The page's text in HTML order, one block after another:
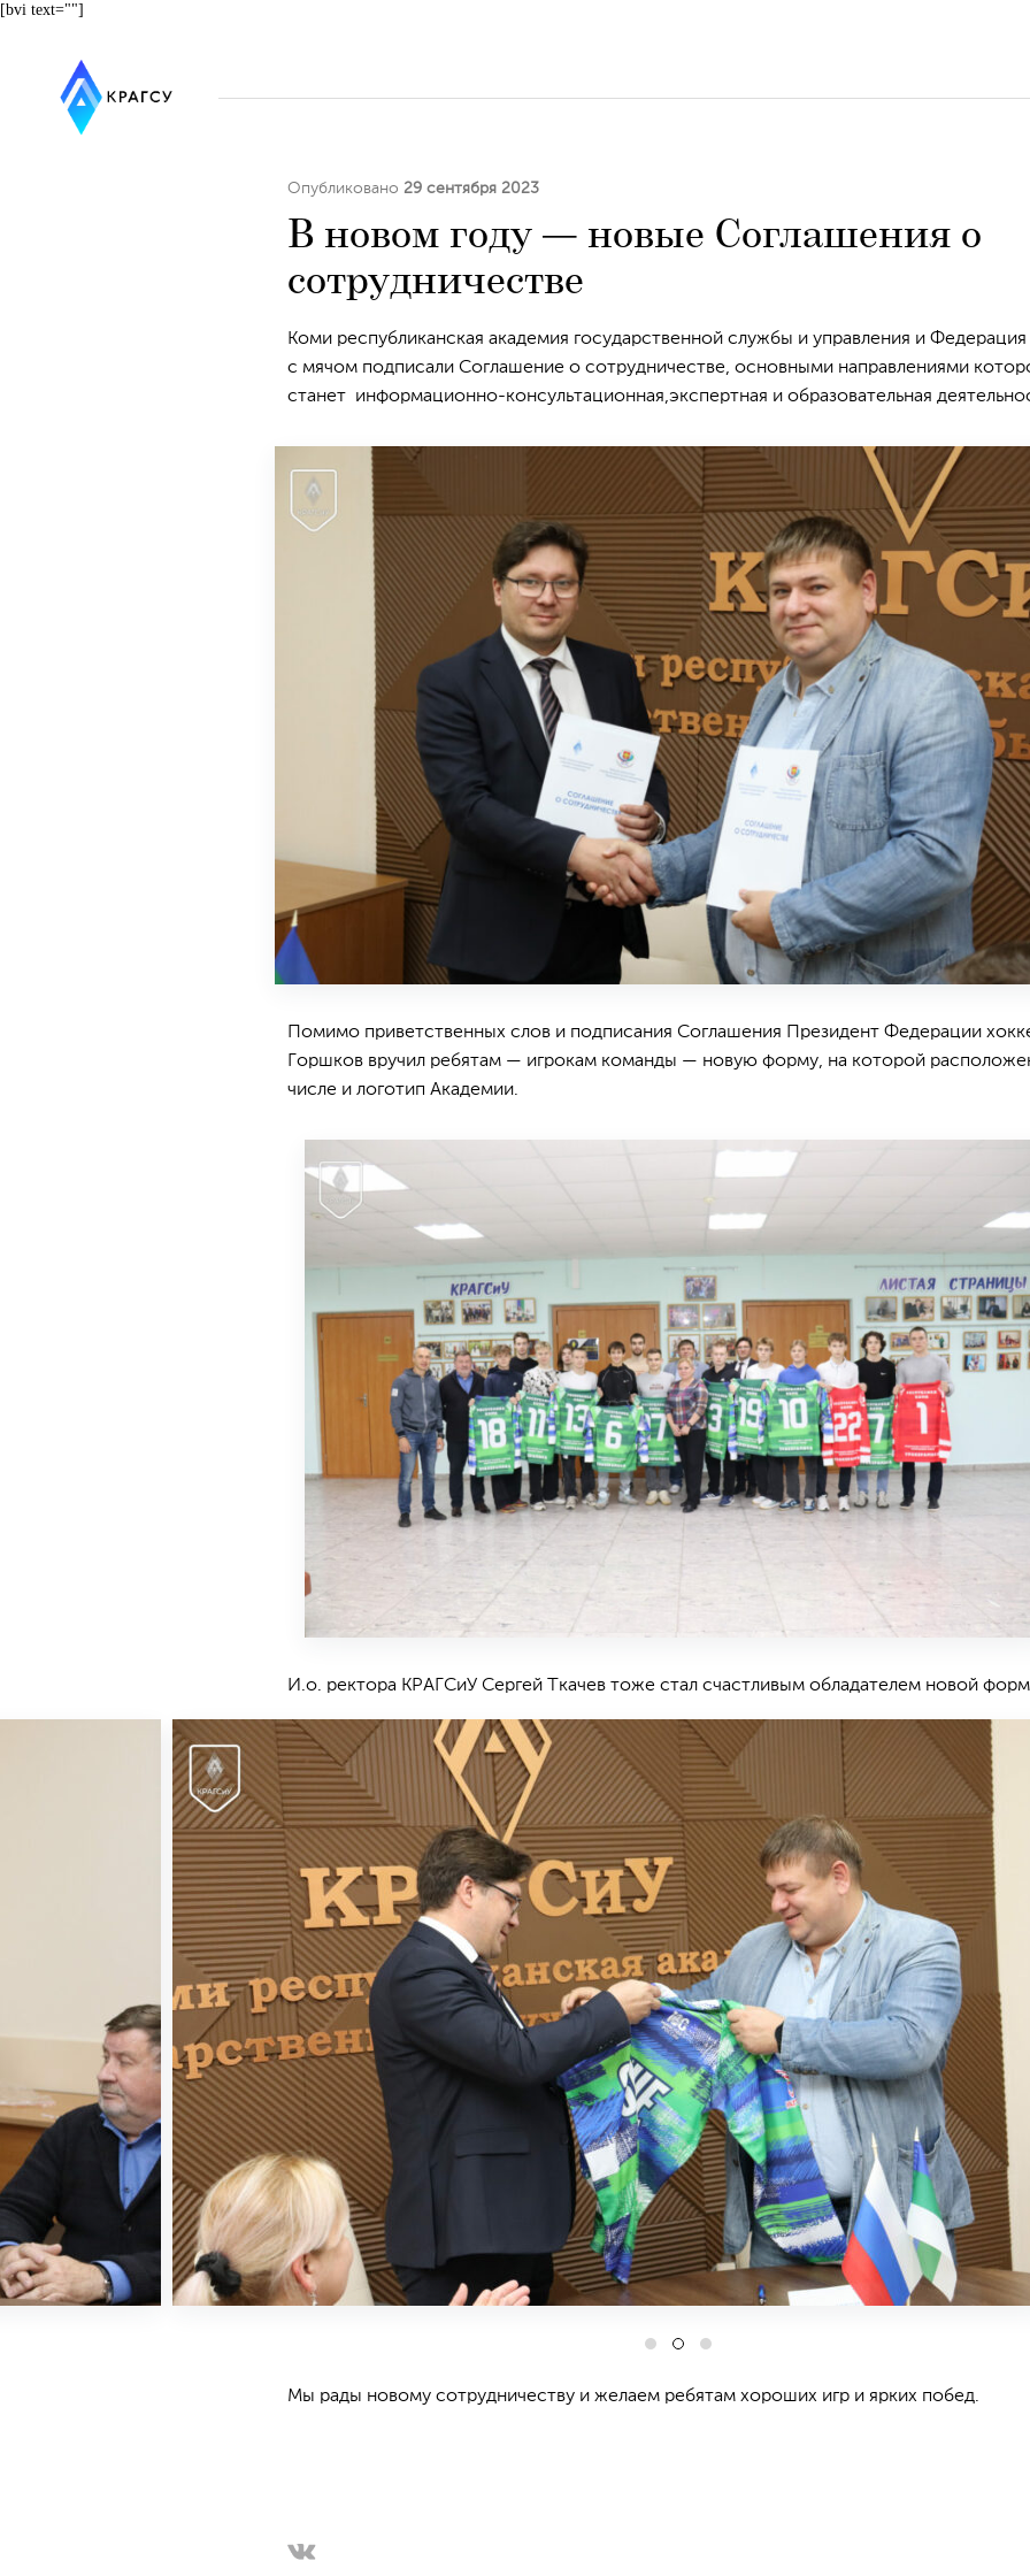
[bvi text=""]
Опубликовано 29 сентября 2023
В новом году — новые Соглашения о
сотрудничестве
Коми республиканская академия государственной службы и управления и Федерация
с мячом подписали Соглашение о сотрудничестве, основными направлениями
станет информационно-консультационная,экспертная и образовательная
Помимо приветственных слов и подписания Соглашения Президент Федерации
Горшков вручил ребятам — игрокам команды — новую форму, на которой
числе и логотип Академии.
И.о. ректора КРАГСиУ Сергей Ткачев тоже стал счастливым обладателем новой
Мы рады новому сотрудничеству и желаем ребятам хороших игр и ярких побед.